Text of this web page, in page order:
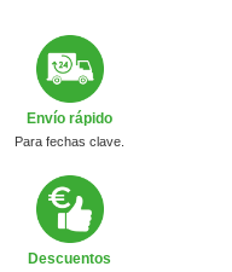
Envío rápido
Para fechas clave.
Descuentos